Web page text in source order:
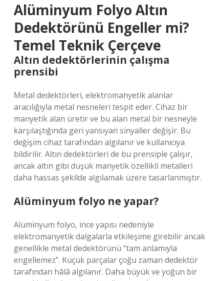
Alüminyum Folyo Altın
Dedektörünü Engeller mi?
Temel Teknik Çerçeve
Altın dedektörlerinin çalışma
prensibi
Metal dedektörleri, elektromanyetik alanlar
aracılığıyla metal nesneleri tespit eder. Cihaz bir
manyetik alan üretir ve bu alan metal bir nesneyle
karşılaştığında geri yansıyan sinyaller değişir. Bu
değişim cihaz tarafından algılanır ve kullanıcıya
bildirilir. Altın dedektörleri de bu prensiple çalışır,
ancak altın gibi düşük manyetik özellikli metalleri
daha hassas şekilde algılamak üzere tasarlanmıştır.
Alüminyum folyo ne yapar?
Alüminyum folyo, ince yapısı nedeniyle
elektromanyetik dalgalarla etkileşime girebilir ancak
genellikle metal dedektörünü “tam anlamıyla
engellemez”. Küçük parçalar çoğu zaman dedektör
tarafından hâlâ algılanır. Daha büyük ve yoğun bir